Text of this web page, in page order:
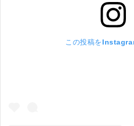
この投稿を